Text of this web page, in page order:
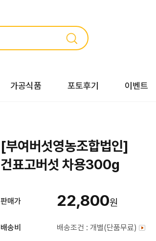
가공식품 포토후기 이벤트
[부여버섯영농조합법인]
건표고버섯 차용300g
판매가 22,800원
배송비 배송조건 : 개별(단품무료)